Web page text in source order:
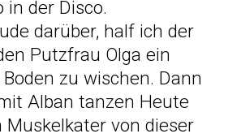
in der Disco.
darüber, half ich der
Putzfrau Olga ein
zu wischen. Dann
Alban tanzen Heute
Muskelkater von dieser